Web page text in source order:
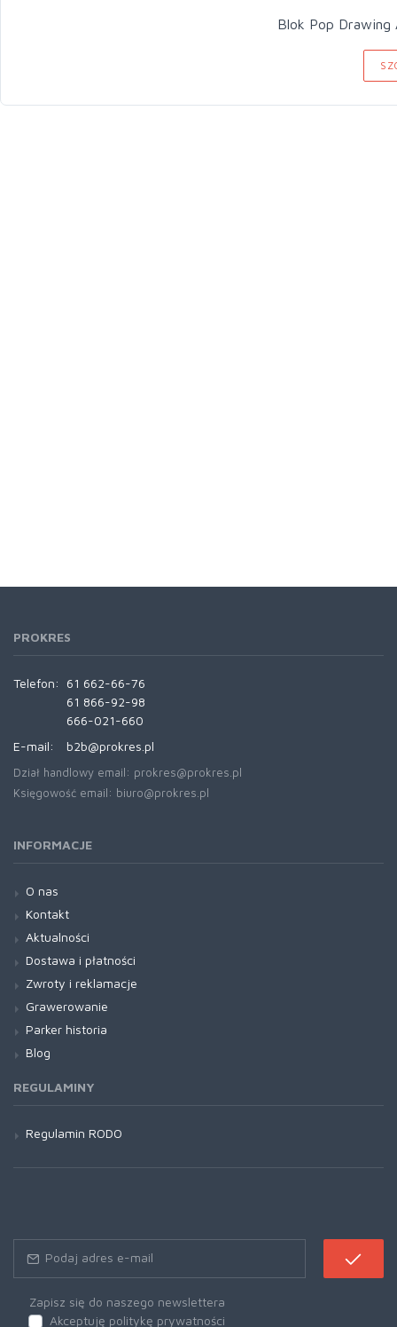
Blok Pop Drawing
PROKRES
Telefon:
61 662-66-76
61 866-92-98
666-021-660
E-mail:
b2b@prokres.pl
Dział handlowy email: prokres@prokres.pl
Księgowość email: biuro@prokres.pl
INFORMACJE
O nas
Kontakt
Aktualności
Dostawa i płatności
Zwroty i reklamacje
Grawerowanie
Parker historia
Blog
REGULAMINY
Regulamin RODO
Zapisz się do naszego newslettera
Akceptuję politykę prywatności